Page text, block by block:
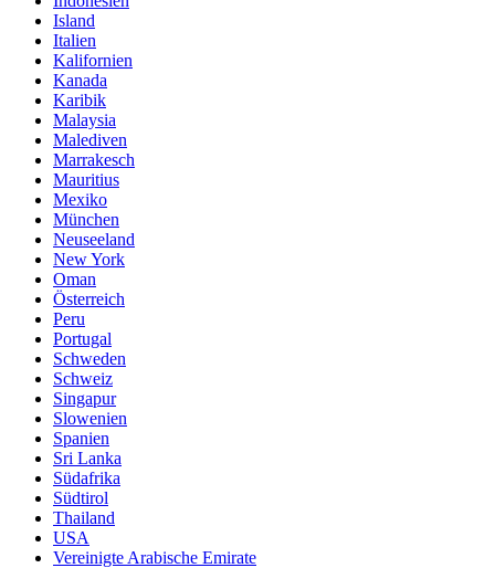
Island
Italien
Kalifornien
Kanada
Karibik
Malaysia
Malediven
Marrakesch
Mauritius
Mexiko
München
Neuseeland
New York
Oman
Österreich
Peru
Portugal
Schweden
Schweiz
Singapur
Slowenien
Spanien
Sri Lanka
Südafrika
Südtirol
Thailand
USA
Vereinigte Arabische Emirate